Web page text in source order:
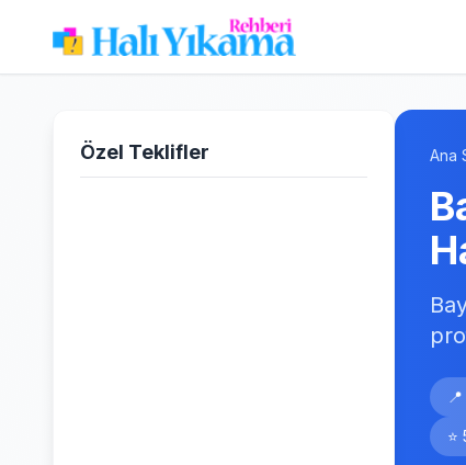
Özel Teklifler Ana